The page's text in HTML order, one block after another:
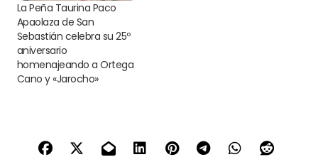
La Peña Taurina Paco
Apaolaza de San
Sebastián celebra su 25º
aniversario
homenajeando a Ortega
Cano y «Jarocho»